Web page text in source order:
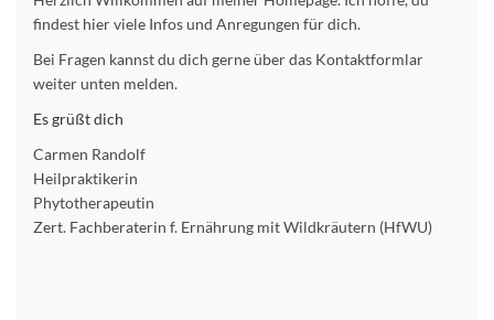
findest hier viele Infos und Anregungen für dich.
Bei Fragen kannst du dich gerne über das Kontaktformlar
weiter unten melden.
Es grüßt dich
Carmen Randolf
Heilpraktikerin
Phytotherapeutin
Zert. Fachberaterin f. Ernährung mit Wildkräutern (HfWU)